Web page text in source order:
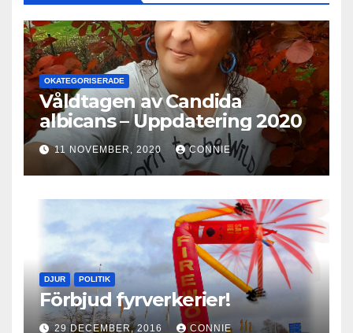
OKATEGORISERADE
Våldtagen av Candida
albicans – Uppdatering 2020
11 NOVEMBER, 2020 CONNIE
DJUR POLITIK
Förbjud fyrverkerier!
29 DECEMBER, 2016 CONNIE